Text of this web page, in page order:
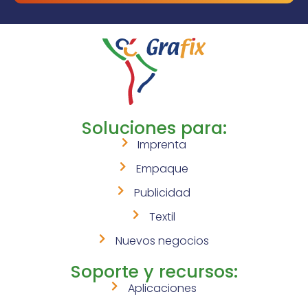
Soluciones para:
Imprenta
Empaque
Publicidad
Textil
Nuevos negocios
Soporte y recursos:
Aplicaciones